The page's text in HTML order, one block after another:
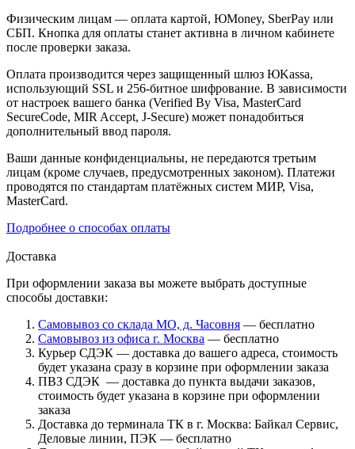
Физическим лицам — оплата картой, ЮMoney, SberPay или
СБП. Кнопка для оплаты станет активна в личном кабинете
после проверки заказа.
Оплата производится через защищенный шлюз ЮKassa,
использующий SSL и 256-битное шифрование. В зависимости
от настроек вашего банка (Verified By Visa, MasterCard
SecureCode, MIR Accept, J-Secure) может понадобиться
дополнительный ввод пароля.
Ваши данные конфиденциальны, не передаются третьим
лицам (кроме случаев, предусмотренных законом). Платежи
проводятся по стандартам платёжных систем МИР, Visa,
MasterCard.
Подробнее о способах оплаты
Доставка
При оформлении заказа вы можете выбрать доступные
способы доставки:
Самовывоз со склада МО, д. Часовня — бесплатно
Самовывоз из офиса г. Москва — бесплатно
Курьер СДЭК — доставка до вашего адреса, стоимость
будет указана сразу в корзине при оформлении заказа
ПВЗ СДЭК — доставка до пункта выдачи заказов,
стоимость будет указана в корзине при оформлении
заказа
Доставка до терминала ТК в г. Москва: Байкал Сервис,
Деловые линии, ПЭК — бесплатно